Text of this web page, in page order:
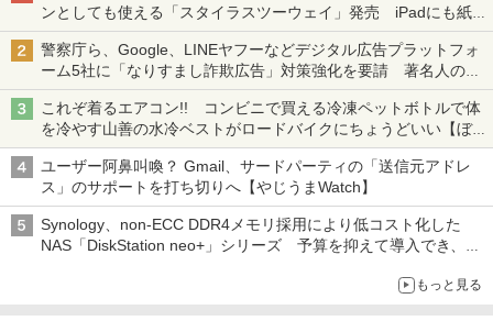
ンとしても使える「スタイラスツーウェイ」発売 iPadにも紙に
も、持ち替えずに書き込める
警察庁ら、Google、LINEヤフーなどデジタル広告プラットフォ
ーム5社に「なりすまし詐欺広告」対策強化を要請 著名人の写
真や映像を使った投資詐欺などへの対策として
これぞ着るエアコン!! コンビニで買える冷凍ペットボトルで体
を冷やす山善の水冷ベストがロードバイクにちょうどいい【ぼっ
ち・ざ・ろーど！その14】【空いた時間でなにしてる？】
ユーザー阿鼻叫喚？ Gmail、サードパーティの「送信元アドレ
ス」のサポートを打ち切りへ【やじうまWatch】
Synology、non-ECC DDR4メモリ採用により低コスト化した
NAS「DiskStation neo+」シリーズ 予算を抑えて導入でき、
もっと見る